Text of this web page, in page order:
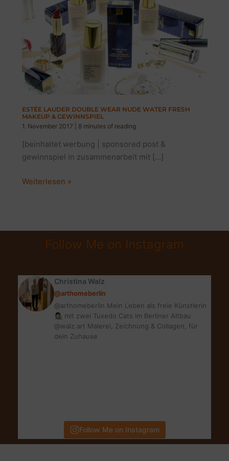
ESTÉE LAUDER DOUBLE WEAR NUDE WATER FRESH
MAKEUP & GEWINNSPIEL
1. November 2017
8 minutes of reading
[beinhaltet werbung | sponsored post &
gewinnspiel in zusammenarbeit mit […]
ESTÉE
NUDE
WATER
&
GEWINNSPIEL
Weiterlesen »
Follow Me on Instagram
Christina Walz
@arthomeberlin
@arthomeberlin Mein Leben als freie Künstlerin
👩🏻‍🎨 mit zwei Tuxedo Cats im Berliner Altbau
@walz.art Malerei, Zeichnung & Collagen, für
dein Zuhause
Follow Me on Instagram